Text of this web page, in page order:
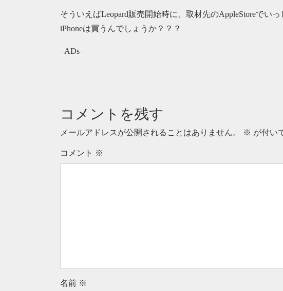
そういえばLeopard販売開始時に、取材先のAppleStoreでい
iPhoneは買うんでしょうか？？？
–ADs–
コメントを残す
メールアドレスが公開されることはありません。 ※ が付い
コメント ※
名前 ※